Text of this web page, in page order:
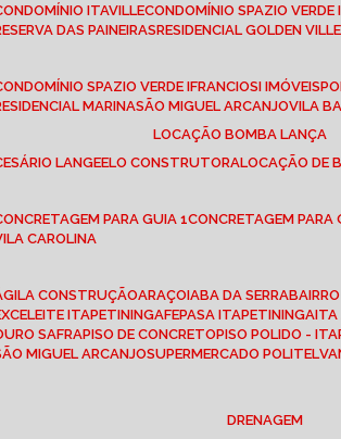
CONDOMÍNIO ITAVILLE CONDOMÍNIO SPAZIO VERDE I
RESERVA DAS PAINEIRAS RESIDENCIAL GOLDEN VILLE
CONDOMÍNIO SPAZIO VERDE I FRANCIOSI IMÓVEIS
RESIDENCIAL MARINA SÃO MIGUEL ARCANJO VILA
LOCAÇÃO BOMBA LANÇA
CESÁRIO LANGE ELO CONSTRUTORA LOCAÇÃO DE
CONCRETAGEM PARA GUIA 1 CONCRETAGEM
VILA CAROLINA
ÁGILA CONSTRUÇÃO ARAÇOIABA DA SERRA
EXCELEITE ITAPETININGA FEPASA ITAPETININGA
OURO SAFRA PISO DE CONCRETO PISO POLIDO -
SÃO MIGUEL ARCANJO SUPERMERCADO POLITEL
DRENAGEM